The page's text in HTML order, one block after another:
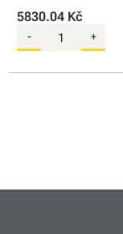
5830.04 Kč
- +